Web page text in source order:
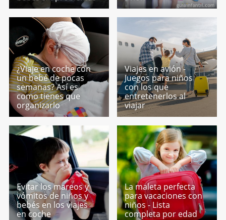
¿Viaje en coche con
un bebé de pocas
semanas? Así es
como tienes que
organizarlo
Viajes en avión -
Juegos para niños
con los que
entretenerlos al
viajar
Evitar los mareos y
vómitos de niños y
bebés en los viajes
en coche
La maleta perfecta
para vacaciones con
niños - Lista
completa por edad